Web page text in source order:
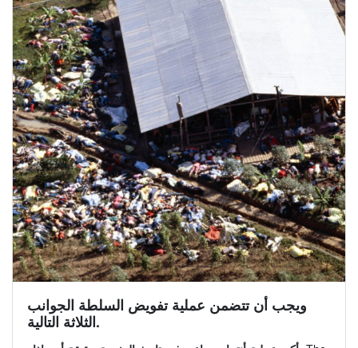
ويجب أن تتضمن عملية تفويض السلطة الجوانب
الثلاثة التالية.